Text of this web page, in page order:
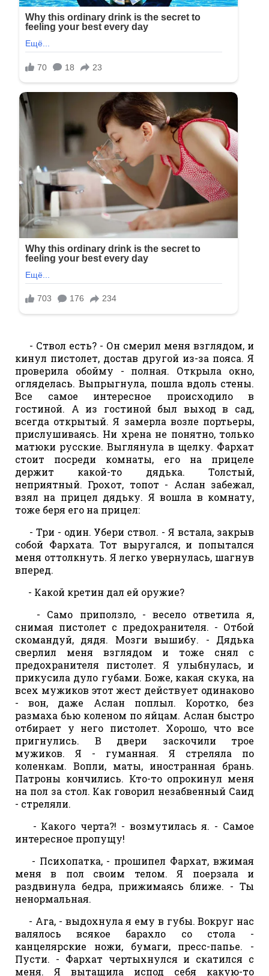
- Ствол есть? - Он смерил меня взглядом, и
кинул пистолет, достав другой из-за пояса. Я
проверила обойму - полная. Открыла окно,
огляделась. Выпрыгнула, пошла вдоль стены.
Все самое интересное происходило в
гостиной. А из гостиной был выход в сад,
всегда открытый. Я замерла возле портьеры,
прислушиваясь. Ни хрена не понятно, только
матюки русские. Выглянула в щелку. Фархат
стоит посреди комнаты, его на прицеле
держит какой-то дядька. Толстый,
неприятный. Грохот, топот - Аслан забежал,
взял на прицел дядьку. Я вошла в комнату,
тоже беря его на прицел:
- Три - один. Убери ствол. - Я встала, закрыв
собой Фархата. Тот выругался, и попытался
меня оттолкнуть. Я легко увернулась, шагнув
вперед.
- Какой кретин дал ей оружие?
- Само приползло, - весело ответила я,
снимая пистолет с предохранителя. - Отбой
скомандуй, дядя. Мозги вышибу. - Дядька
сверлил меня взглядом и тоже снял с
предохранителя пистолет. Я улыбнулась, и
прикусила дуло губами. Боже, какая скука, на
всех мужиков этот жест действует одинаково
- вон, даже Аслан поплыл. Коротко, без
размаха бью коленом по яйцам. Аслан быстро
отбирает у него пистолет. Хорошо, что все
пригнулись. В двери заскочили трое
мужиков. Я - гуманная. Я стреляла по
коленкам. Вопли, маты, иностранная брань.
Патроны кончились. Кто-то опрокинул меня
на пол за стол. Как говорил незабвенный Саид
- стреляли.
- Какого черта?! - возмутилась я. - Самое
интересное пропущу!
- Психопатка, - прошипел Фархат, вжимая
меня в пол своим телом. Я поерзала и
раздвинула бедра, прижимаясь ближе. - Ты
ненормальная.
- Ага, - выдохнула я ему в губы. Вокруг нас
валялось всякое барахло со стола -
канцелярские ножи, бумаги, пресс-папье. -
Пусти. - Фархат чертыхнулся и скатился с
меня. Я вытащила испод себя какую-то